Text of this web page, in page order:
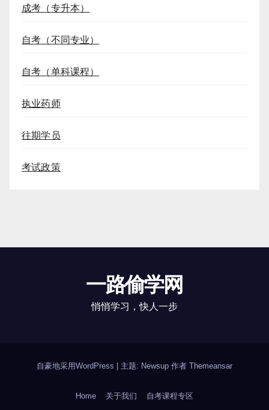
成考（专升本）
自考（不同专业）
自考（单科课程）
执业药师
往期学员
考试政策
一路偷学网
悄悄学习，快人一步
自豪地采用WordPress 主题: Newsup 作者 Themeansar
Home 关于我们 自考课程专区